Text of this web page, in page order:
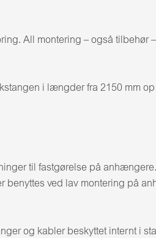
All montering – også tilbehør
i længder fra 2150 mm
til fastgørelse på
benyttes ved lav montering på
og kabler beskyttet internt i